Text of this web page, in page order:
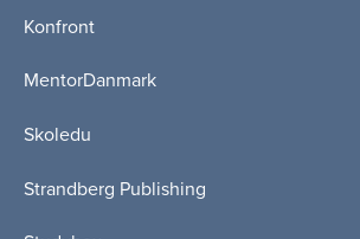
Konfront
MentorDanmark
Skoledu
Strandberg Publishing